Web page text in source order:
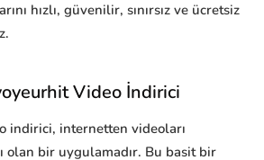
hızlı, güvenilir, sınırsız ve ücretsiz
Video İndirici
indirici, internetten videoları
olan bir uygulamadır. Bu basit bir